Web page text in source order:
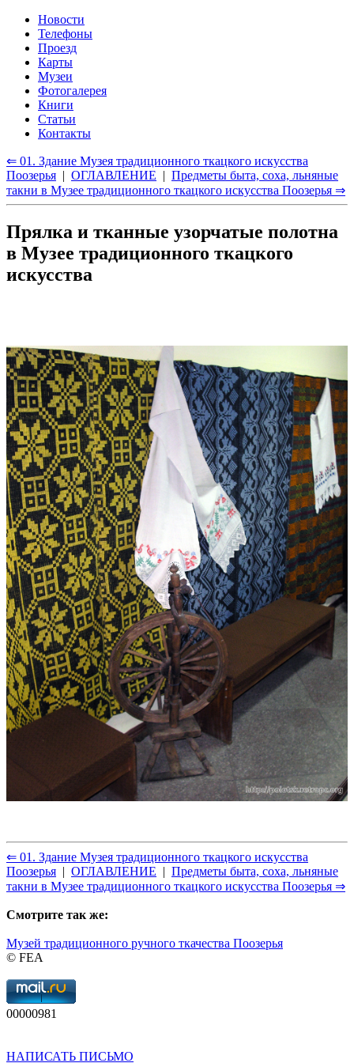
Новости
Телефоны
Проезд
Карты
Музеи
Фотогалерея
Книги
Статьи
Контакты
⇐ 01. Здание Музея традиционного ткацкого искусства
Поозерья | ОГЛАВЛЕНИЕ | Предметы быта, соха, льняные
такни в Музее традиционного ткацкого искусства Поозерья ⇒
Прялка и тканные узорчатые полотна
в Музее традиционного ткацкого
искусства
⇐ 01. Здание Музея традиционного ткацкого искусства
Поозерья
ОГЛАВЛЕНИЕ
Предметы быта, соха, льняные
такни в Музее традиционного ткацкого искусства Поозерья ⇒
Смотрите так же:
Музей традиционного ручного ткачества Поозерья
© FEA
00000981
НАПИСАТЬ ПИСЬМО